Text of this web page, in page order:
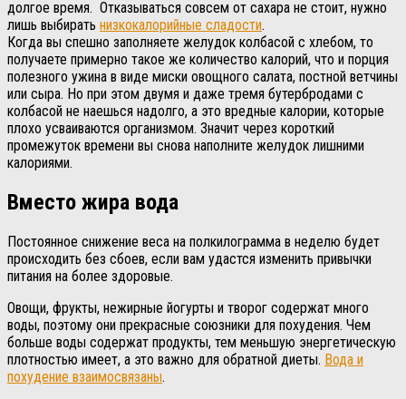
долгое время. Отказываться совсем от сахара не стоит, нужно
лишь выбирать низкокалорийные сладости.
Когда вы спешно заполняете желудок колбасой с хлебом, то
получаете примерно такое же количество калорий, что и порция
полезного ужина в виде миски овощного салата, постной ветчины
или сыра. Но при этом двумя и даже тремя бутербродами с
колбасой не наешься надолго, а это вредные калории, которые
плохо усваиваются организмом. Значит через короткий
промежуток времени вы снова наполните желудок лишними
калориями.
Вместо жира вода
Постоянное снижение веса на полкилограмма в неделю будет
происходить без сбоев, если вам удастся изменить привычки
питания на более здоровые.
Овощи, фрукты, нежирные йогурты и творог содержат много
воды, поэтому они прекрасные союзники для похудения. Чем
больше воды содержат продукты, тем меньшую энергетическую
плотностью имеет, а это важно для обратной диеты. Вода и
похудение взаимосвязаны.